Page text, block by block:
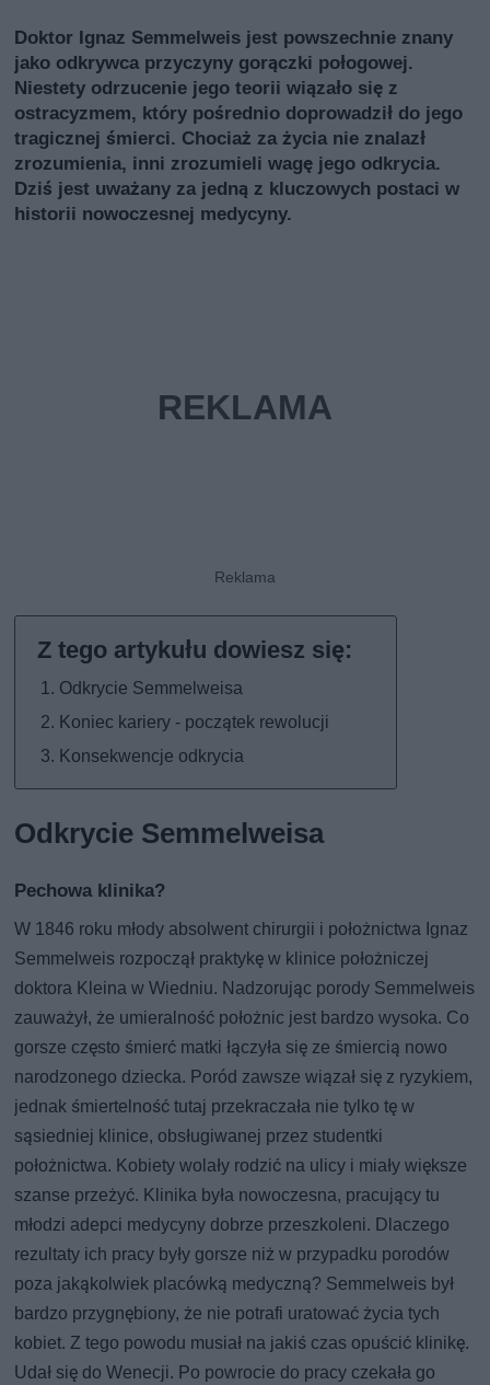
Doktor Ignaz Semmelweis jest powszechnie znany
jako odkrywca przyczyny gorączki połogowej.
Niestety odrzucenie jego teorii wiązało się z
ostracyzmem, który pośrednio doprowadził do jego
tragicznej śmierci. Chociaż za życia nie znalazł
zrozumienia, inni zrozumieli wagę jego odkrycia.
Dziś jest uważany za jedną z kluczowych postaci w
historii nowoczesnej medycyny.
Odkrycie Semmelweisa
Koniec kariery - początek rewolucji
Konsekwencje odkrycia
Odkrycie Semmelweisa
Pechowa klinika?
W 1846 roku młody absolwent chirurgii i położnictwa Ignaz
Semmelweis rozpoczął praktykę w klinice położniczej
doktora Kleina w Wiedniu. Nadzorując porody Semmelweis
zauważył, że umieralność położnic jest bardzo wysoka. Co
gorsze często śmierć matki łączyła się ze śmiercią nowo
narodzonego dziecka. Poród zawsze wiązał się z ryzykiem,
jednak śmiertelność tutaj przekraczała nie tylko tę w
sąsiedniej klinice, obsługiwanej przez studentki
położnictwa. Kobiety wolały rodzić na ulicy i miały większe
szanse przeżyć. Klinika była nowoczesna, pracujący tu
młodzi adepci medycyny dobrze przeszkoleni. Dlaczego
rezultaty ich pracy były gorsze niż w przypadku porodów
poza jakąkolwiek placówką medyczną? Semmelweis był
bardzo przygnębiony, że nie potrafi uratować życia tych
kobiet. Z tego powodu musiał na jakiś czas opuścić klinikę.
Udał się do Wenecji. Po powrocie do pracy czekała go